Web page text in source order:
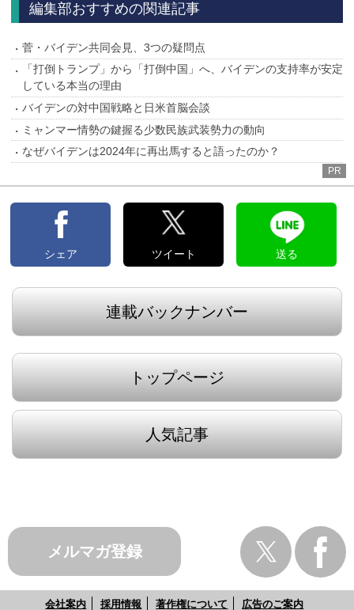
編集部おすすめの関連記事
菅・バイデン共同会見、3つの疑問点
「打倒トランプ」から「打倒中国」へ、バイデンの支持率が安定
している本当の理由
バイデンの対中国戦略と日米首脳会談
ミャンマー情勢の鍵握る少数民族武装勢力の動向
なぜバイデンは2024年に再出馬すると語ったのか？
PR
シェア ツイート 送る
連載バックナンバー
トップページ
人気記事
メルマガ登録
会社案内 採用情報 著作権について 広告のご案内